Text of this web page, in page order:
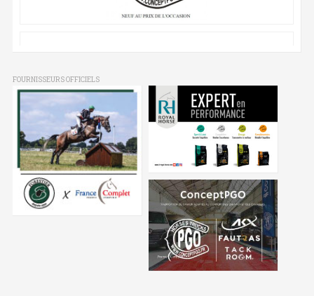
FOURNISSEURS OFFICIELS